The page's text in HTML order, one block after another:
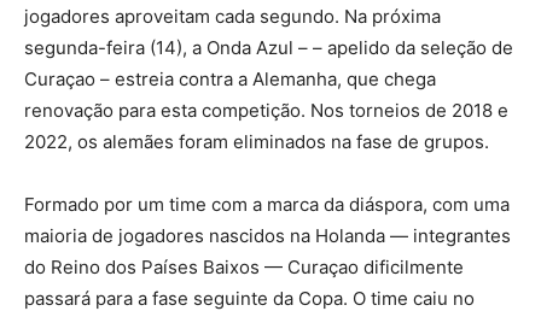
jogadores aproveitam cada segundo. Na próxima
segunda-feira (14), a Onda Azul – – apelido da seleção de
Curaçao – estreia contra a Alemanha, que chega
renovação para esta competição. Nos torneios de 2018 e
2022, os alemães foram eliminados na fase de grupos.
Formado por um time com a marca da diáspora, com uma
maioria de jogadores nascidos na Holanda — integrantes
do Reino dos Países Baixos — Curaçao dificilmente
passará para a fase seguinte da Copa. O time caiu no